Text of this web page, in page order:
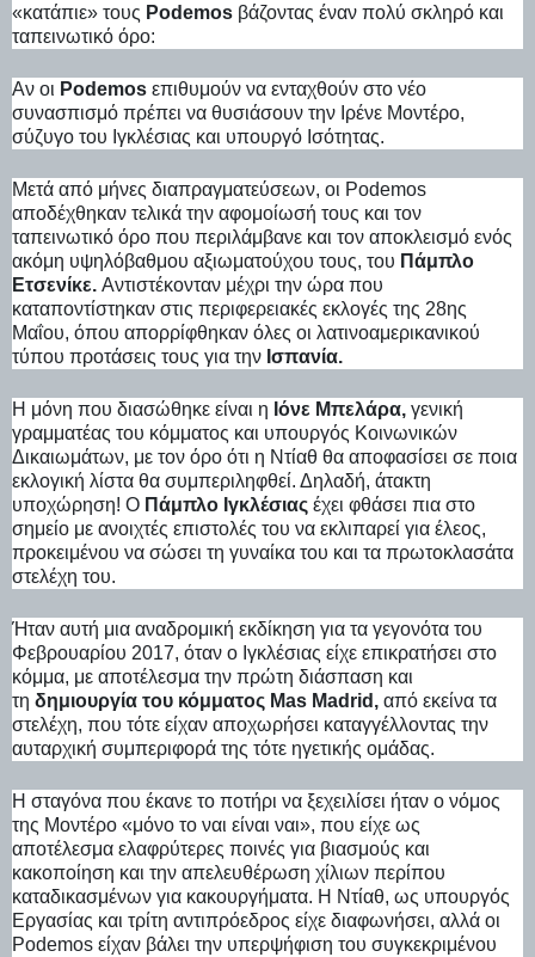
«κατάπιε» τους Podemos βάζοντας έναν πολύ σκληρό και
ταπεινωτικό όρο:
Αν οι Podemos επιθυμούν να ενταχθούν στο νέο
συνασπισμό πρέπει να θυσιάσουν την Ιρένε Μοντέρο,
σύζυγο του Ιγκλέσιας και υπουργό Ισότητας.
Μετά από μήνες διαπραγματεύσεων, οι Podemos
αποδέχθηκαν τελικά την αφομοίωσή τους και τον
ταπεινωτικό όρο που περιλάμβανε και τον αποκλεισμό ενός
ακόμη υψηλόβαθμου αξιωματούχου τους, του Πάμπλο
Ετσενίκε. Αντιστέκονταν μέχρι την ώρα που
καταποντίστηκαν στις περιφερειακές εκλογές της 28ης
Μαΐου, όπου απορρίφθηκαν όλες οι λατινοαμερικανικού
τύπου προτάσεις τους για την Ισπανία.
Η μόνη που διασώθηκε είναι η Ιόνε Μπελάρα, γενική
γραμματέας του κόμματος και υπουργός Κοινωνικών
Δικαιωμάτων, με τον όρο ότι η Ντίαθ θα αποφασίσει σε ποια
εκλογική λίστα θα συμπεριληφθεί. Δηλαδή, άτακτη
υποχώρηση! Ο Πάμπλο Ιγκλέσιας έχει φθάσει πια στο
σημείο με ανοιχτές επιστολές του να εκλιπαρεί για έλεος,
προκειμένου να σώσει τη γυναίκα του και τα πρωτοκλασάτα
στελέχη του.
Ήταν αυτή μια αναδρομική εκδίκηση για τα γεγονότα του
Φεβρουαρίου 2017, όταν ο Ιγκλέσιας είχε επικρατήσει στο
κόμμα, με αποτέλεσμα την πρώτη διάσπαση και
τη δημιουργία του κόμματος Mas Madrid, από εκείνα τα
στελέχη, που τότε είχαν αποχωρήσει καταγγέλλοντας την
αυταρχική συμπεριφορά της τότε ηγετικής ομάδας.
Η σταγόνα που έκανε το ποτήρι να ξεχειλίσει ήταν ο νόμος
της Μοντέρο «μόνο το ναι είναι ναι», που είχε ως
αποτέλεσμα ελαφρύτερες ποινές για βιασμούς και
κακοποίηση και την απελευθέρωση χίλιων περίπου
καταδικασμένων για κακουργήματα. Η Ντίαθ, ως υπουργός
Εργασίας και τρίτη αντιπρόεδρος είχε διαφωνήσει, αλλά οι
Podemos είχαν βάλει την υπερψήφιση του συγκεκριμένου